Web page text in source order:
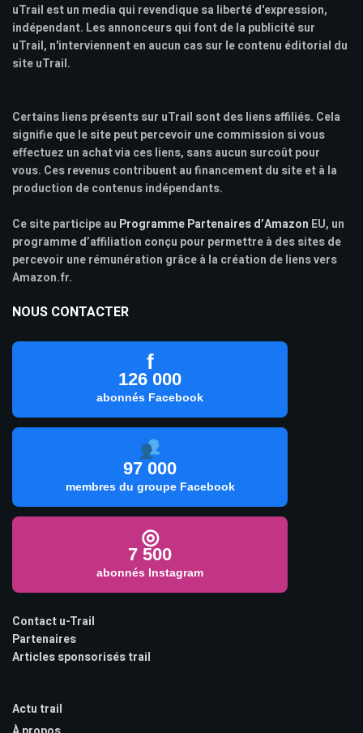
uTrail est un media qui revendique sa liberté d'expression,
indépendant. Les annonceurs qui font de la publicité sur
uTrail, n'interviennent en aucun cas sur le contenu éditorial du
site uTrail.
Certains liens présents sur uTrail sont des liens affiliés. Cela
signifie que le site peut percevoir une commission si vous
effectuez un achat via ces liens, sans aucun surcoût pour
vous. Ces revenus contribuent au financement du site et à la
production de contenus indépendants.
Ce site participe au Programme Partenaires d’Amazon EU, un
programme d’affiliation conçu pour permettre à des sites de
percevoir une rémunération grâce à la création de liens vers
Amazon.fr.
NOUS CONTACTER
f
126 000
abonnés Facebook
97 000
membres du groupe Facebook
◎
7 500
abonnés Instagram
Contact u-Trail
Partenaires
Articles sponsorisés trail
Actu trail